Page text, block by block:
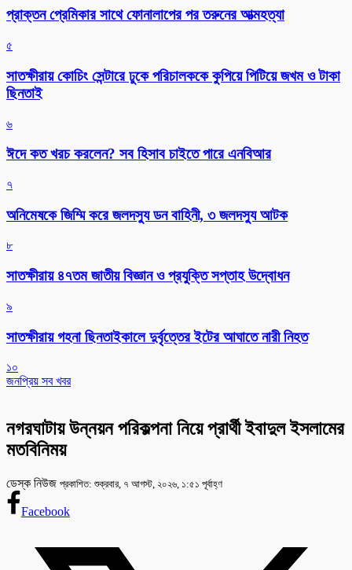
প্রাক্তন প্রেমিকার সাথে ফোনালাপের পর তরুনের আত্মহত্যা
৫
সাতক্ষীরায় কোচিং সেন্টারে ঢুকে পরিচালককে কুপিয়ে পিটিয়ে জখম ও টাকা
ছিনতাই
৬
ঈদে কত খরচ করলেন? সব হিসাব চাইতে পারে এনবিআর
৭
অনিমেষকে জিম্মি করে জলদস্যু ডন বাহিনী, ৩ জলদস্যু আটক
৮
সাতক্ষীরায় ৪৭তম জাতীয় বিজ্ঞান ও প্রযুক্তি সপ্তাহ উদ্বোধন
৯
সাতক্ষীরায় গহনা ছিনতাইকালে দুর্বৃত্তের ইটের আঘাতে নারী নিহত
১০
জনপ্রিয় সব খবর
নগরঘাটায় উন্নয়ন পরিকল্পনা নিয়ে প্রার্থী ইবাদুল ইসলামের
মতবিনিময়
ডেস্ক নিউজ প্রকাশিত: শুক্রবার, ৭ আগস্ট, ২০২৬, ১:৫১ পূর্বাহ্ণ
Facebook